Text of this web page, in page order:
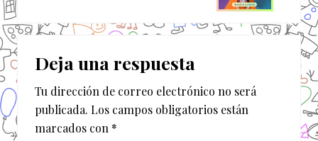
t
o
i
Interacciones
con
los
lectores
Deja una respuesta
Tu dirección de correo electrónico no será
publicada. Los campos obligatorios están
marcados con *